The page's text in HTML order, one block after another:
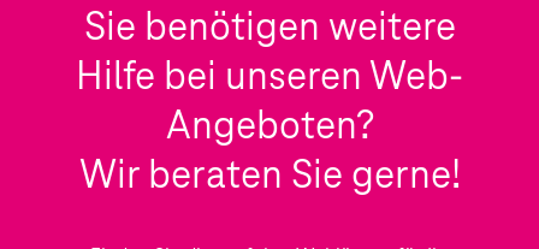
Sie benötigen weitere
Hilfe bei unseren Web-
Angeboten?
Wir beraten Sie gerne!